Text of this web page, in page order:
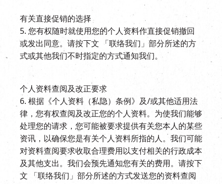
有关直接促销的选择
5. 您有权随时就使用您的个人资料作直接促销撤回
或发出同意。请按下文 「联络我们」部分所述的方
式或其他我们不时指定的方式通知我们。
个人资料查阅及改正要求
6. 根据《个人资料（私隐）条例》及/或其他适用法
律，您有权查阅及改正您的个人资料。为使我们能够
处理您的请求，您可能被要求提供有关您本人的某些
资讯，以确保您是有关个人资料所指的人。我们可能
对资料查阅要求收取合理费用以支付相关的行政成本
及其他支出。我们会预先通知您有关的费用。请按下
文 「联络我们」部分所述的方式发送您的资料查阅